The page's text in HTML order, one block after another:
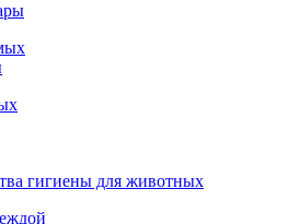
гигиены для животных